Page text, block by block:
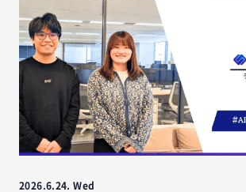
2026.6.24. Wed